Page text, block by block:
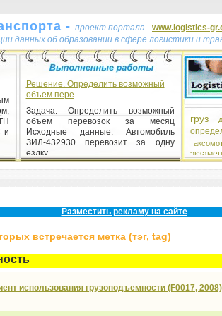
- проект портала - www.logistics-
данных об образовании в сфере логистики и
и
Решение. Определить возможный
объем пере
Задача. Определить возможный
объем перевозок за месяц
Исходные данные. Автомобиль
ЗИЛ-432930 перевозит за одну
ездку ...
груз
экзамен
Разместить рекламу на сайте
встречается метка (тэг, tag)
использования грузоподъемности (F0017, 2008)